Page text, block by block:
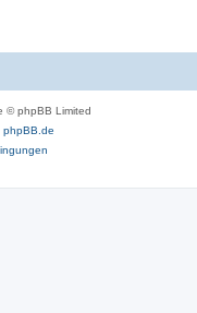
© phpBB Limited
phpBB.de